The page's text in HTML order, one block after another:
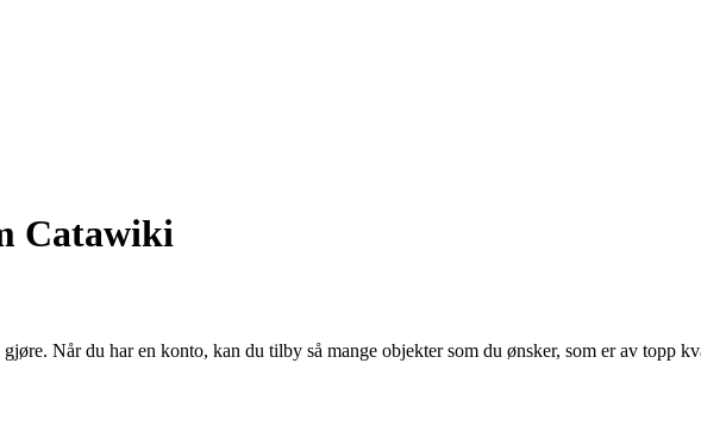
Catawiki
Når du har en konto, kan du tilby så mange objekter som du ønsker, som er av topp